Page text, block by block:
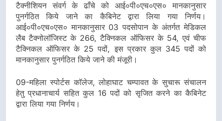
टैक्नीशियन संवर्ग के ढाँचे को आई०पी०एच०एस० मानकानुसार
पुनर्गठित किये जाने का कैबिनेट द्वारा लिया गया निर्णय।
आई०पी०एच०एस० मानकानुसार 03 पदसोपान के अंतर्गत मेडिकल
लैब टैक्नोलॉजिस्ट के 266, टैक्निकल ऑफिसर के 54, एवं चीफ
टैक्निकल ऑफिसर के 25 पदों, इस प्रकार कुल 345 पदों को
मानकानुसार पुनर्गठित किये जाने की मंजूरी।
09-महिला स्पोर्टस कॉलेज, लोहाघाट चम्पावत के सुचारू संचालन
हेतु प्रधानाचार्य सहित कुल 16 पदों को सृजित करने का कैबिनेट
द्वारा लिया गया निर्णय।